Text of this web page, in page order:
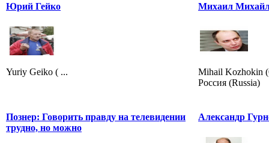
Юрий Гейко
Yuriy Geiko ( ...
Михаил
Mihail Kozhokin
Россия (Russia)
Познер: Говорить правду на телевидении
трудно, но можно
Александр